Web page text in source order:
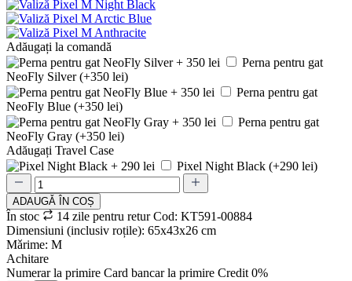
Adăugați la comandă
Perna pentru gat
NeoFly Silver (+350 lei)
Perna pentru gat
NeoFly Blue (+350 lei)
Perna pentru gat
NeoFly Gray (+350 lei)
Adăugați Travel Case
Pixel Night Black (+290 lei)
ADAUGǍ ÎN COȘ
În stoc 14 zile pentru returCod: KT591-00884
Dimensiuni (inclusiv roțile): 65х43х26 cm
Mǎrime: M
Achitare
Numerar la primire Card bancar la primire Credit 0%